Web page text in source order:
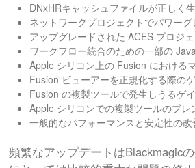
DNxHRキャッシュファイルが正しく
ネットワークプロジェクトでパワー
アップグレードされた ACES プロジ
ワークフロー統合のための一部の
Apple シリコン上の Fusion における
Fusion ビューアーを正規化する際の
Fusion の複製ツールで発生しうるゲ
Apple シリコンでの複製ツールのブレ
一般的なパフォーマンスと安定性の改
頻繁なアップデートはBlackmagic